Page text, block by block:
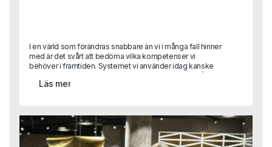
I en värld som förändras snabbare än vi i många fall hinner
med är det svårt att bedöma vilka kompetenser vi
behöver i framtiden. Systemet vi använder idag kanske
viktigaste process automatiserad innan året är slut. Detta
Läs mer